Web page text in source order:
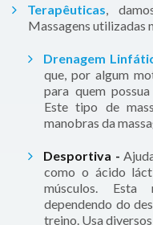
Terapêuticas ,
Massagens utilizadas
Drenagem
que, por algum
para quem
Este tipo de
manobras da
Desportiva -
como o ácido
músculos. Esta
dependendo do
treino. Usa